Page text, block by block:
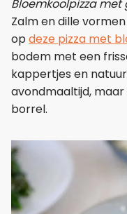
Bloemkoolpizza
Zalm en dille
opdeze pizza met
bodem met een
kappertjes en
avondmaaltijd, maar
borrel.